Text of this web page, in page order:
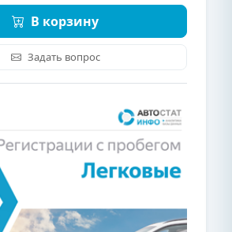
В корзину
Задать вопрос